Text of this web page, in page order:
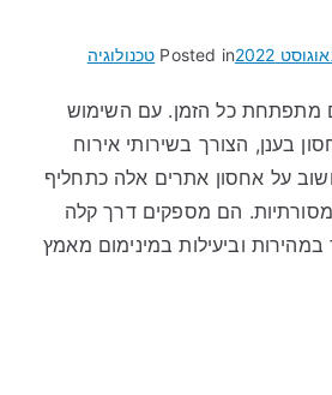
Posted in טכנולוגיה
מתפתחת כל הזמן. עם השימוש
בענן, הצורך בשירותי אירוח
על אחסון אתרים אלה כתחליף
הם מספקים דרך קלה
וביעילות במינימום מאמץ